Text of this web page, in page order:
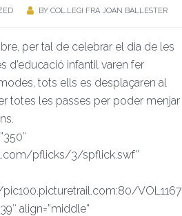
BY COL.LEGI FRA JOAN BALLESTER
per tal de celebrar el dia de les
d’educació infantil varen fer
tots ells es desplaçaren al
totes les passes per poder menjar
pflicks/3/spflick.swf”
pic100.picturetrail.com:80/VOL1167
align=”middle”